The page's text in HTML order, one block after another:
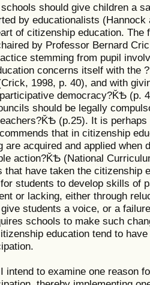
should give children a
by educationalists
of citizenship education. The
by Professor Bernard
stemming from pupil
concerns itself with the
1998, p. 40), and with
democracy?ǨѢ (p.
should be legally
(p.25). It is
that in citizenship
are acquired and applied
action?ǨѢ (National
that have taken the citizenship
students to develop skills of
or lacking, either through
students a voice, or a
schools to make such
education tend to
intend to examine one reason